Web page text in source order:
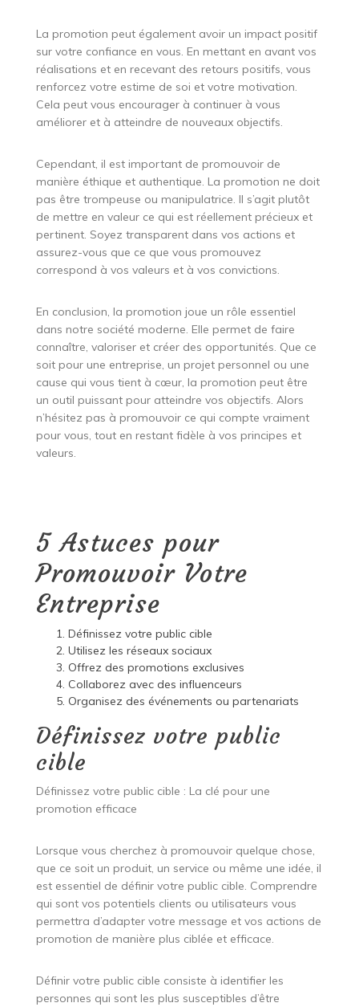
La promotion peut également avoir un impact positif
sur votre confiance en vous. En mettant en avant vos
réalisations et en recevant des retours positifs, vous
renforcez votre estime de soi et votre motivation.
Cela peut vous encourager à continuer à vous
améliorer et à atteindre de nouveaux objectifs.
Cependant, il est important de promouvoir de
manière éthique et authentique. La promotion ne doit
pas être trompeuse ou manipulatrice. Il s’agit plutôt
de mettre en valeur ce qui est réellement précieux et
pertinent. Soyez transparent dans vos actions et
assurez-vous que ce que vous promouvez
correspond à vos valeurs et à vos convictions.
En conclusion, la promotion joue un rôle essentiel
dans notre société moderne. Elle permet de faire
connaître, valoriser et créer des opportunités. Que ce
soit pour une entreprise, un projet personnel ou une
cause qui vous tient à cœur, la promotion peut être
un outil puissant pour atteindre vos objectifs. Alors
n’hésitez pas à promouvoir ce qui compte vraiment
pour vous, tout en restant fidèle à vos principes et
valeurs.
5 Astuces pour
Promouvoir Votre
Entreprise
Définissez votre public cible
Utilisez les réseaux sociaux
Offrez des promotions exclusives
Collaborez avec des influenceurs
Organisez des événements ou partenariats
Définissez votre public
cible
Définissez votre public cible : La clé pour une
promotion efficace
Lorsque vous cherchez à promouvoir quelque chose,
que ce soit un produit, un service ou même une idée, il
est essentiel de définir votre public cible. Comprendre
qui sont vos potentiels clients ou utilisateurs vous
permettra d’adapter votre message et vos actions de
promotion de manière plus ciblée et efficace.
Définir votre public cible consiste à identifier les
personnes qui sont les plus susceptibles d’être